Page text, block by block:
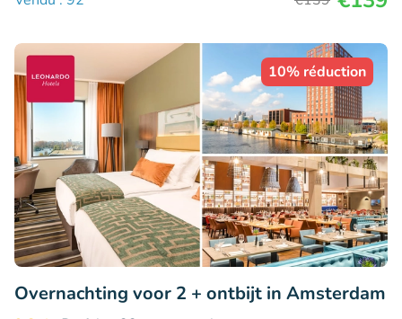
10% réduction
Overnachting voor 2 + ontbijt in Amsterdam